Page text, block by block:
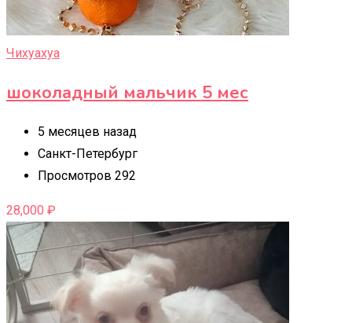
Чихуахуа
шоколадный мальчик 5 мес
5 месяцев назад
Санкт-Петербург
Просмотров 292
28,000 ₽